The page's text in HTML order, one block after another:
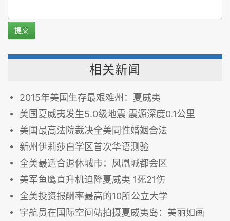
提交
相关新闻
2015年美国生存最艰难州：夏威夷
美国夏威夷发生5.0级地震 震源深度0.1公里
美国最高法院裁决全美同性婚姻合法
新州伊莉莎白学区首次华语测验
全美最适合退休城市：凤凰城都会区
美军鱼鹰直升机迫降夏威夷 1死21伤
全美投资报酬率最高的10所公立大学
宇航员在国际空间站拍摄夏威夷岛：美丽如画